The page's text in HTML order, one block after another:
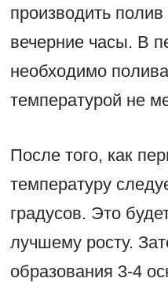
производить
вечерние часы. В
необходимо
температурой не
После того, как
температуру
градусов. Это
лучшему росту.
образования 3-4